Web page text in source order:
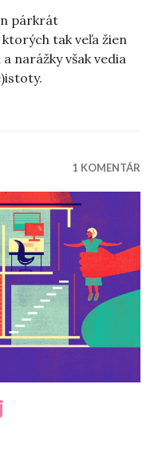
párkrát
ktorých tak veľa žien
narážky však vedia
1 KOMENTÁR